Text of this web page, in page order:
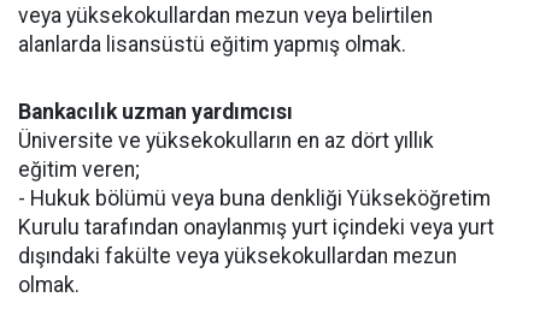
veya yüksekokullardan mezun veya belirtilen
alanlarda lisansüstü eğitim yapmış olmak.
Bankacılık uzman yardımcısı
Üniversite ve yüksekokulların en az dört yıllık
eğitim veren;
- Hukuk bölümü veya buna denkliği Yükseköğretim
Kurulu tarafından onaylanmış yurt içindeki veya yurt
dışındaki fakülte veya yüksekokullardan mezun
olmak.